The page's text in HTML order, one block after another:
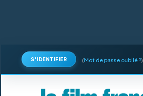
S'IDENTIFIER (Mot de passe oublié ?)